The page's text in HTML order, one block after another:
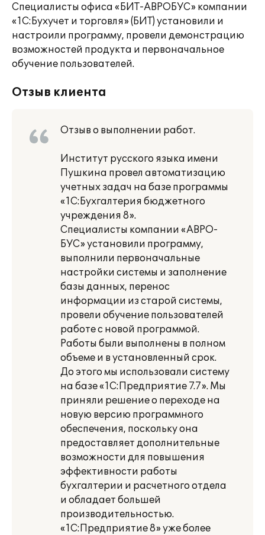
Специалисты офиса «БИТ-АВРОБУС» компании
«1С:Бухучет и торговля» (БИТ) установили и
настроили программу, провели демонстрацию
возможностей продукта и первоначальное
обучение пользователей.
Отзыв клиента
Отзыв о выполнении работ.
Институт русского языка имени
Пушкина провел автоматизацию
учетных задач на базе программы
«1С:Бухгалтерия бюджетного
учреждения 8».
Специалисты компании «АВРО-
БУС» установили программу,
выполнили первоначальные
настройки системы и заполнение
базы данных, перенос
информации из старой системы,
провели обучение пользователей
работе с новой программой.
Работы были выполнены в полном
объеме и в установленный срок.
До этого мы использовали систему
на базе «1С:Предприятие 7.7». Мы
приняли решение о переходе на
новую версию программного
обеспечения, поскольку она
предоставляет дополнительные
возможности для повышения
эффективности работы
бухгалтерии и расчетного отдела
и обладает большей
производительностью.
«1С:Предприятие 8» уже более